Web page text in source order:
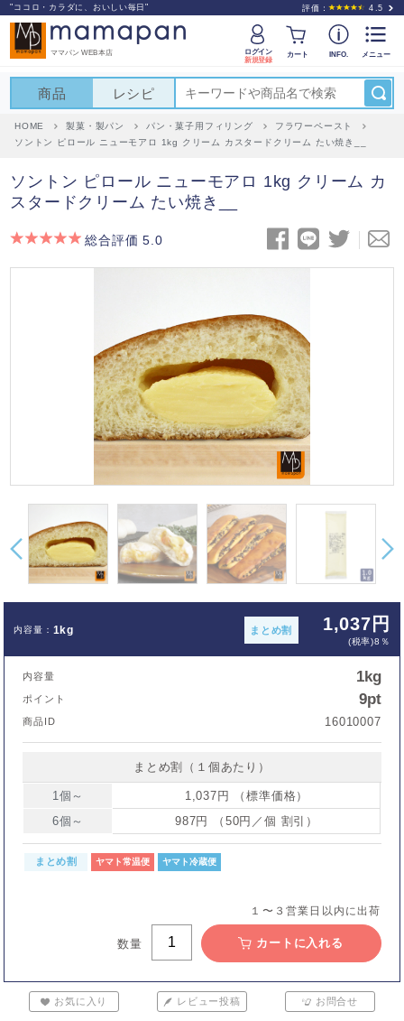
"ココロ・カラダに、おいしい毎日" 評価： 4.5
ママパン WEB本店
ログイン
新規登録
カート INFO. メニュー
商品 レシピ
HOME 製菓・製パン パン・菓子用フィリング
フラワーペースト
ソントン ピロール ニューモアロ 1kg クリーム カスタードクリーム たい焼き__
ソントン ピロール ニューモアロ 1kg クリーム カ
スタードクリーム たい焼き__
総合評価 5.0
1kg まとめ割 1,037円
(税率)8％
内容量 1kg
ポイント 9pt
商品ID 16010007
まとめ割（１個あたり）
1個～
1,037円 （標準価格）
6個～
987円 （50円／個 割引）
まとめ割 ヤマト常温便 ヤマト冷蔵便
１〜３営業日以内に出荷
数量 カートに入れる
お気に入り レビュー投稿 お問合せ